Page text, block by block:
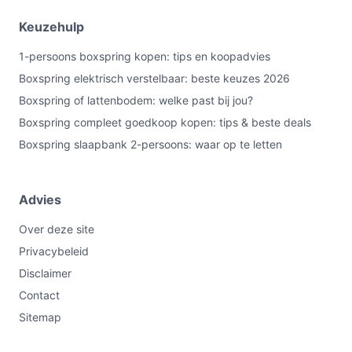
interieurs past.
Hoofdeind verstelbaar:nee — het hoofdeind is
niet verstelbaar.
Merk (Beddenbriljant): fabrikantnaam zoals
aangegeven bij het product.
Veelgestelde vragen
dagelijks gebruik?
Voor dagelijks thuisgebruik is het bed geschikt als de
de maximale belastbaarheid van 100 kg en of de
bonellveren en koudschuim-toplaag aansluiten bij je
slaapvoorkeuren.
Keuzehulp
1-persoons boxspring kopen: tips en koopadvies
Boxspring elektrisch verstelbaar: beste keuzes 2026
Boxspring of lattenbodem: welke past bij jou?
Boxspring compleet goedkoop kopen: tips & beste deals
Boxspring slaapbank 2-persoons: waar op te letten
Advies
Over deze site
Privacybeleid
Disclaimer
Contact
Sitemap